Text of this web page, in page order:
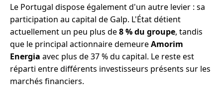
Le Portugal dispose également d'un autre levier : sa
participation au capital de Galp. L'État détient
actuellement un peu plus de8 % du groupe, tandis
que le principal actionnaire demeureAmorim
Energia avec plus de 37 % du capital. Le reste est
réparti entre différents investisseurs présents sur les
marchés financiers.